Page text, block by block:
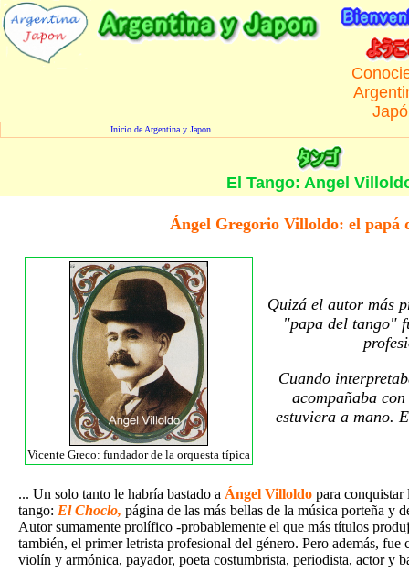
Inicio de Argentina y Japon
El Tango: Angel
Ángel Gregorio Villoldo: el papá
Vicente Greco: fundador de la orquesta típica
Quizá el autor más
"papa del tango"
Cuando
acompañaba
estuviera a mano.
... Un solo tanto le habría bastado a Ángel Villoldo para conquistar
tango: El Choclo, página de las más bellas de la música porteña y
Autor sumamente prolífico -probablemente el que más títulos
también, el primer letrista profesional del género. Pero además, fue
violín y armónica, payador, poeta costumbrista, periodista, actor y